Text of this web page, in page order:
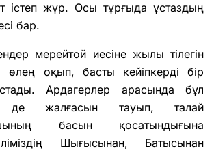
істеп жүр. Осы тұрғыда ұстаздың
бар.
мерейтой иесіне жылы тілегін
өлең оқып, басты кейіпкерді бір
Ардагерлер арасында бұл
де жалғасын тауып, талай
басын қосатындығына
Шығысынан, Батысынан